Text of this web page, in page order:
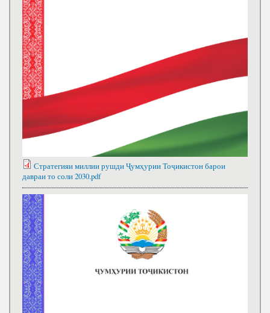
Стратегияи миллии рушди Ҷумҳурии Тоҷикистон барои
давраи то соли 2030.pdf